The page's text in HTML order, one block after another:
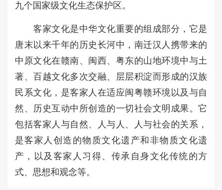
九个国家级文化生态保护区。
客家文化是中华文化重要的组成部分，它是
唐末以来千年的历史长河中，南迁汉人携带来的
中原文化在赣南、闽西、粤东的山地环境中与土
著、百越文化多次交融、层层积淀而形成的汉族
民系文化，是客家人在适应闽粤赣环境以及与自
然、历史互动中所创造的一切社会文明成果。它
包括客家人与自然、人与人、人与社会的关系，
是客家人创造的物质文化遗产和非物质文化遗
产，以及客家人习得、传承自身文化传统的方
式、思想和观念等。